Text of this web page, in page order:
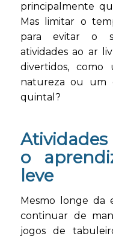
principalmente
Mas limitar o
para evitar o
atividades ao ar
divertidos,
natureza ou um
quintal?
o
leve
Mesmo longe da
continuar de
jogos de